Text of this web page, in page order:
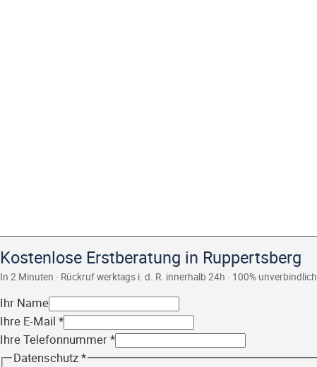
Kostenlose Erstberatung in Ruppertsberg
In 2 Minuten · Rückruf werktags i. d. R. innerhalb 24h · 100% unverbindlich
Ihr Name
Ihre E-Mail *
Ihre Telefonnummer*
Datenschutz*